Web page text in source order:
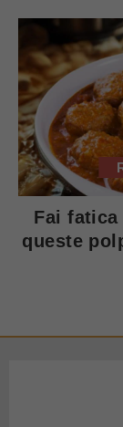
Fai
queste